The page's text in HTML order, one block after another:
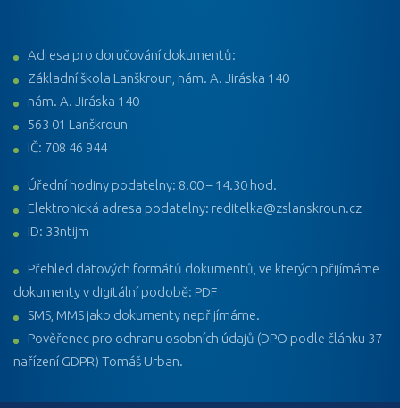
Adresa pro doručování dokumentů:
Základní škola Lanškroun, nám. A. Jiráska 140
nám. A. Jiráska 140
563 01 Lanškroun
IČ: 708 46 944
Úřední hodiny podatelny: 8.00 – 14.30 hod.
Elektronická adresa podatelny: reditelka@zslanskroun.cz
ID: 33ntijm
Přehled datových formátů dokumentů, ve kterých přijímáme
dokumenty v digitální podobě: PDF
SMS, MMS jako dokumenty nepřijímáme.
Pověřenec pro ochranu osobních údajů (DPO podle článku 37
nařízení GDPR) Tomáš Urban.